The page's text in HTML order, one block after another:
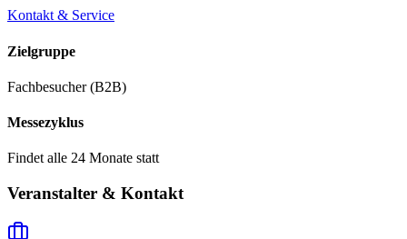
Kontakt & Service
Zielgruppe
Fachbesucher (B2B)
Messezyklus
Findet alle 24 Monate statt
Veranstalter & Kontakt